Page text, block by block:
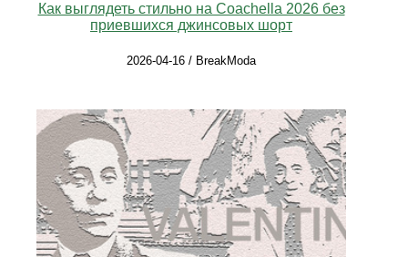
Как выглядеть стильно на Coachella 2026 без
приевшихся джинсовых шорт
2026-04-16 / BreakModa